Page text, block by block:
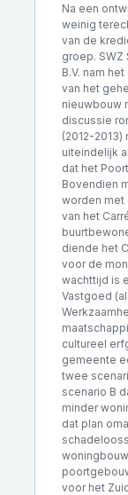
Na een
weinig
van de
groep. SWZ
B.V. nam
van het
nieuwbouw
discussie
(2012-
uiteindelijk
dat het
Bovendien
worden met
van het
diende het
voor de
wachttijd is
Vastgoed
cultureel
gemeente
twee
scenario B
minder
dat plan
voor het